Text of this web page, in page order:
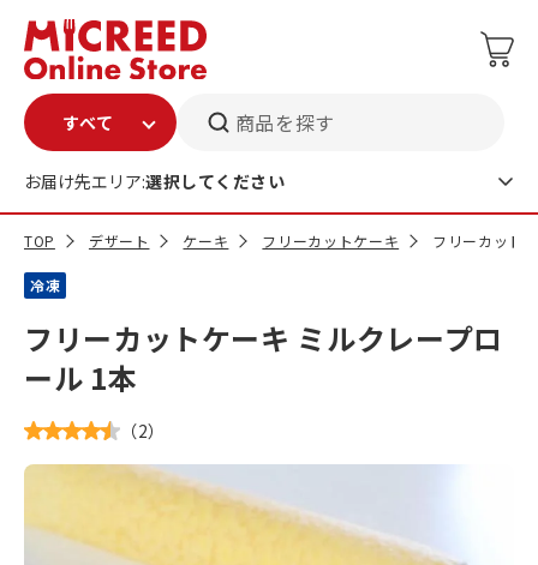
商品を探す
お届け先エリア:選択してください
TOP デザート ケーキ フリーカットケーキ フリーカット
冷凍
フリーカットケーキ ミルクレープロ
ール 1本
（2）